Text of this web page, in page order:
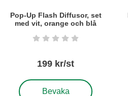
Pop-Up Flash Diffusor, set
med vit, orange och blå
Art. nr5485 Betyg: 0 stjärnor av 5
199 kr/st
Bevaka
, Pop-Up Flash Diffusor, set